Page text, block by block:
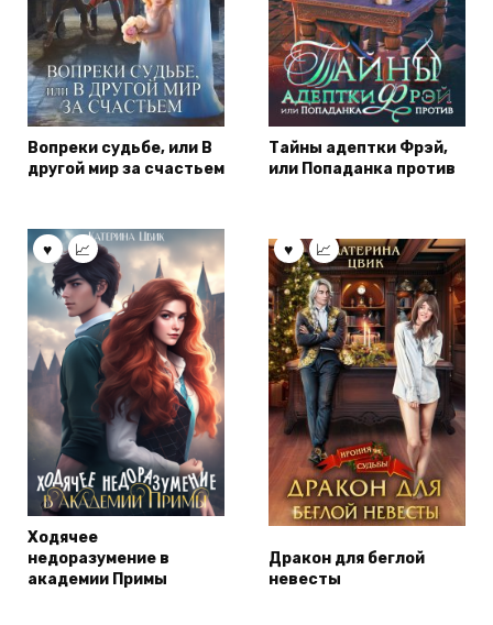
Вопреки судьбе, или В
другой мир за счастьем
Тайны адептки Фрэй,
или Попаданка против
Ходячее
недоразумение в
академии Примы
Дракон для беглой
невесты